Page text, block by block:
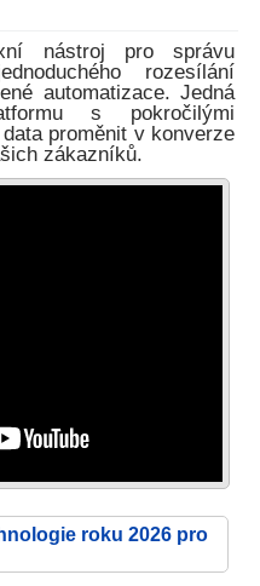
nástroj pro správu
rozesílání
automatizace. Jedná
s pokročilými
proměnit v konverze
zákazníků.
roku 2026 pro